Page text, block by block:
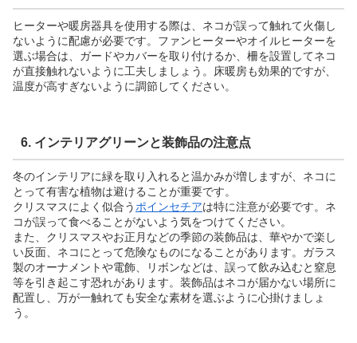
ヒーターや暖房器具を使用する際は、ネコが誤って触れて火傷し
ないように配慮が必要です。ファンヒーターやオイルヒーターを
選ぶ場合は、ガードやカバーを取り付けるか、柵を設置してネコ
が直接触れないように工夫しましょう。床暖房も効果的ですが、
温度が高すぎないように調節してください。
6. インテリアグリーンと装飾品の注意点
冬のインテリアに緑を取り入れると温かみが増しますが、ネコに
とって有害な植物は避けることが重要です。
クリスマスによく似合うポインセチアは特に注意が必要です。ネ
コが誤って食べることがないよう気をつけてください。
また、クリスマスやお正月などの季節の装飾品は、華やかで楽し
い反面、ネコにとって危険なものになることがあります。ガラス
製のオーナメントや電飾、リボンなどは、誤って飲み込むと窒息
等を引き起こす恐れがあります。装飾品はネコが届かない場所に
配置し、万が一触れても安全な素材を選ぶように心掛けましょ
う。